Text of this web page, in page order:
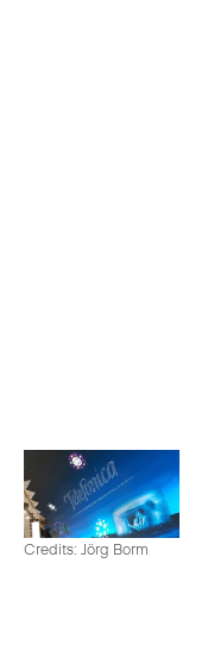
Credits: Jörg Borm